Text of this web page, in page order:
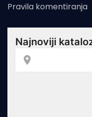
Pravila komentiranja